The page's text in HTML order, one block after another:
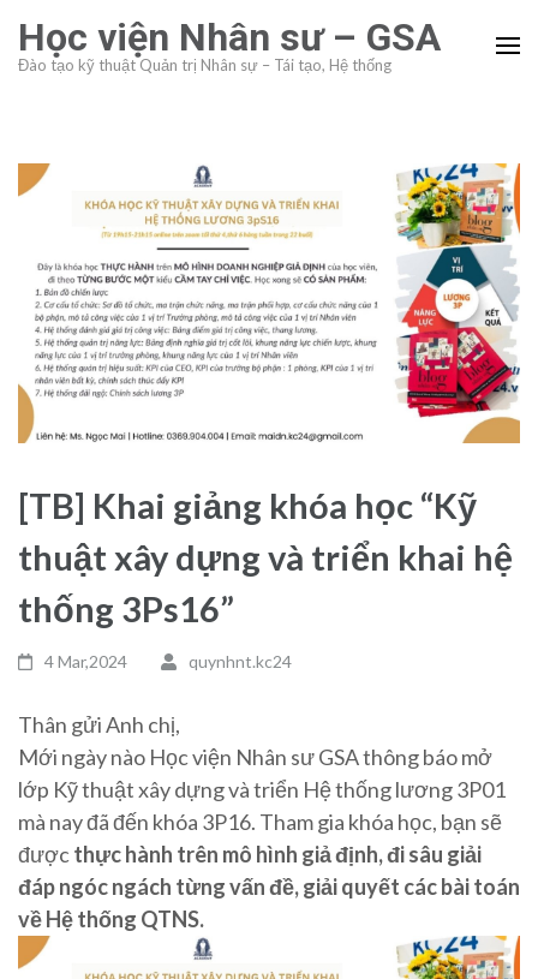
content
Học viện Nhân sư – GSA
Đào tạo kỹ thuật Quản trị Nhân sự – Tái tạo, Hệ thống
[TB] Khai giảng khóa học “Kỹ
thuật xây dựng và triển khai hệ
thống 3Ps16”
4 Mar,2024 quynhnt.kc24
Thân gửi Anh chị,
Mới ngày nào Học viện Nhân sư GSA thông báo mở
lớp Kỹ thuật xây dựng và triển Hệ thống lương 3P01
mà nay đã đến khóa 3P16. Tham gia khóa học, bạn sẽ
đượcthực hành trên mô hình giả định, đi sâu giải
đáp ngóc ngách từng vấn đề, giải quyết các bài toán
về Hệ thống QTNS.